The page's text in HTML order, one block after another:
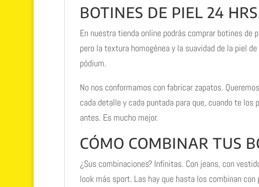
BOTINES DE PIEL 24
En nuestra tienda online podrás comprar botines
pero la textura homogénea y la suavidad de la piel de
pódium.
No nos conformamos con fabricar zapatos.
cada detalle y cada puntada para que, cuando te
antes. Es mucho mejor.
CÓMO COMBINAR TUS
¿Sus combinaciones? Infinitas. Con jeans, con
look más sport. Las hay que hasta los combinan